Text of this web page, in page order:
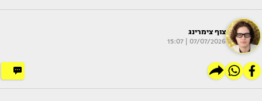
צוף צימרינג
07/07/2026 | 15:07